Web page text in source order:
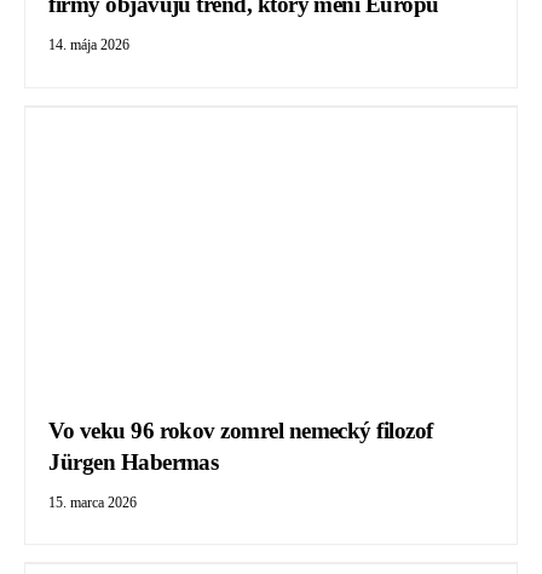
14. mája 2026
Vo veku 96 rokov zomrel nemecký filozof
Jürgen Habermas
15. marca 2026